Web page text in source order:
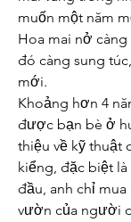
muốn một năm
Hoa mai nở
đó càng sung
mới.
Khoảng hơn 4
được bạn bè ở
thiệu về kỹ thuật
kiểng, đặc biệt là
đầu, anh chỉ
vườn của người